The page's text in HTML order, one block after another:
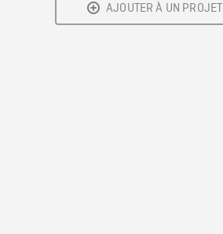
AJOUTER À UN PROJET